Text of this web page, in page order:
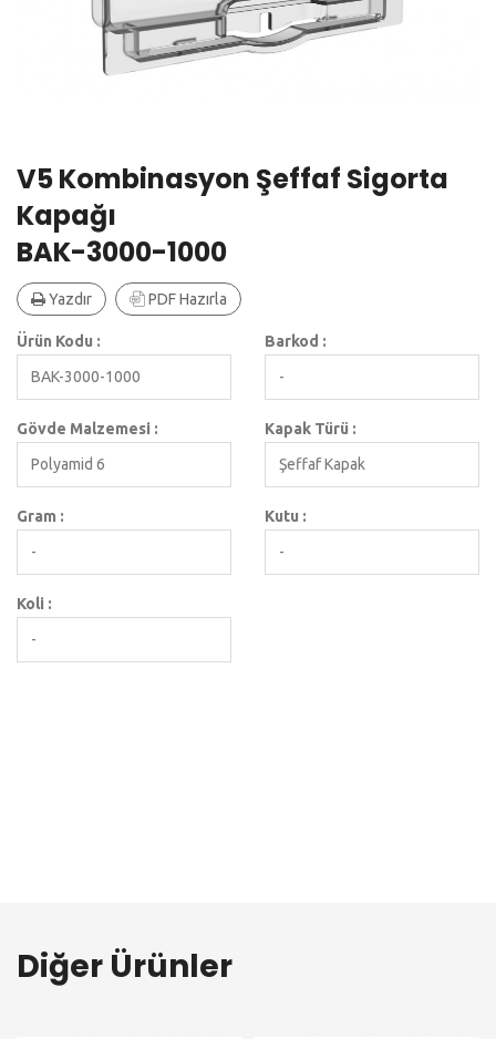
V5 Kombinasyon Şeffaf Sigorta
Kapağı
BAK-3000-1000
Yazdır PDF Hazırla
Ürün Kodu :
BAK-3000-1000
Barkod :
-
Gövde Malzemesi :
Polyamid 6
Kapak Türü :
Şeffaf Kapak
Gram :
-
Kutu :
-
Koli :
-
Diğer Ürünler